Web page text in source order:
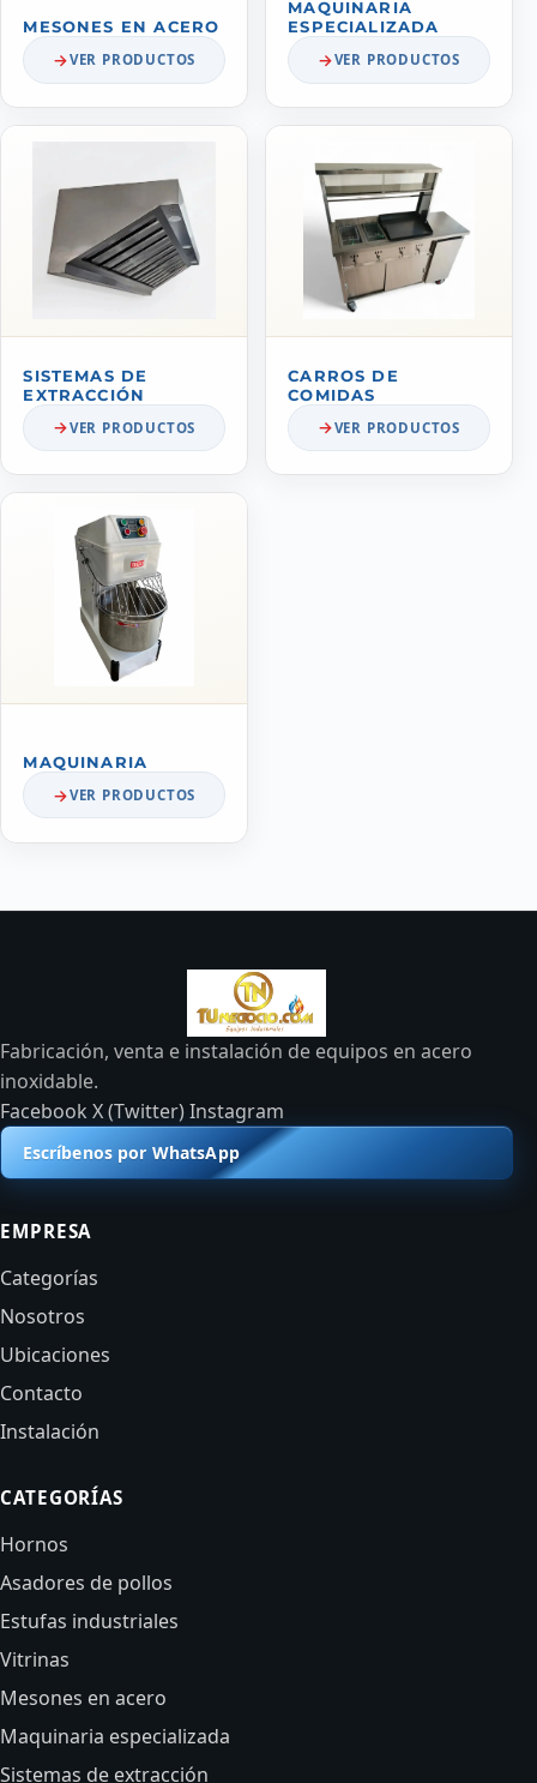
MESONES EN ACERO
VER PRODUCTOS
MAQUINARIA
ESPECIALIZADA
VER PRODUCTOS
SISTEMAS DE
EXTRACCIÓN
VER PRODUCTOS
CARROS DE
COMIDAS
VER PRODUCTOS
MAQUINARIA
VER PRODUCTOS
Fabricación, venta e instalación de equipos en acero
inoxidable.
FacebookX (Twitter)Instagram
Escríbenos por WhatsApp
EMPRESA
Categorías
Nosotros
Ubicaciones
Contacto
Instalación
CATEGORÍAS
Hornos
Asadores de pollos
Estufas industriales
Vitrinas
Mesones en acero
Maquinaria especializada
Sistemas de extracción